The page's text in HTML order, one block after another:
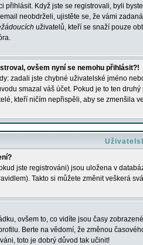
přihlásit. Když jste se registrovali, byli
neobdrželi, ujistěte se, že vámi
uživatelů, kteří se snaží pouze
ovšem nyní se nemohu přihlásit?!
zadali jste chybné uživatelské jméno
smazal váš účet. Pokud je to ten
kteří ničím nepřispěli, aby se zmenšila
jste registrováni) jsou uložena v
Takto si můžete změnit veškerá
ovšem to, co vidíte jsou časy
Berte na vědomí, že změnou
toto je dobrý důvod tak učinit!